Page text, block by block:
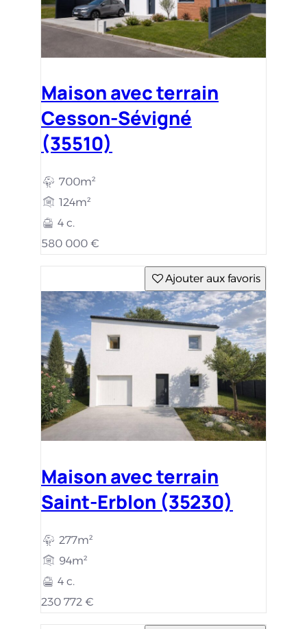
Maison avec terrain
Cesson-Sévigné
(35510)
700m²
124m²
4 c.
580 000 €
Ajouter aux favoris
Maison avec terrain
Saint-Erblon (35230)
277m²
94m²
4 c.
230 772 €